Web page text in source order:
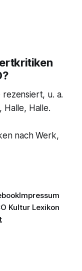
rezensiert, u. a.
Halle, Halle.
nach Werk,
Impressum
Kultur Lexikon